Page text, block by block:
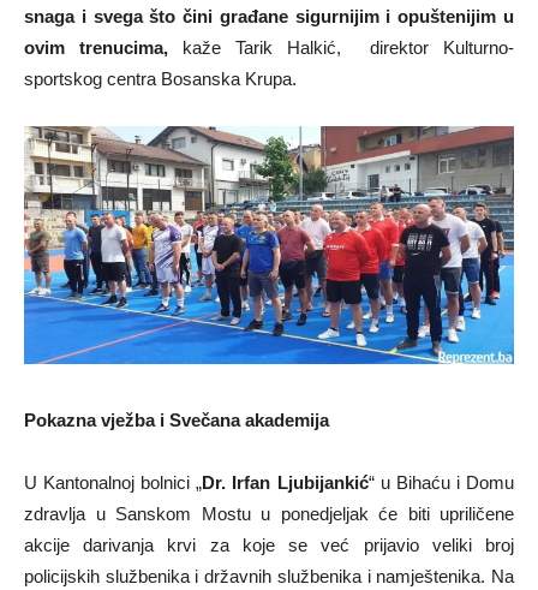
snaga i svega što čini građane sigurnijim i opuštenijim u
ovim trenucima, kaže Tarik Halkić, direktor Kulturno-
sportskog centra Bosanska Krupa.
Pokazna vježba i Svečana akademija
U Kantonalnoj bolnici „Dr. Irfan Ljubijankić“ u Bihaću i Domu
zdravlja u Sanskom Mostu u ponedjeljak će biti upriličene
akcije darivanja krvi za koje se već prijavio veliki broj
policijskih službenika i državnih službenika i namještenika. Na